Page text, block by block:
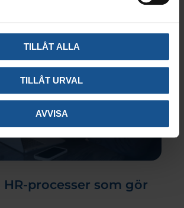
TILLÅT ALLA
TILLÅT URVAL
AVVISA
processer som gör